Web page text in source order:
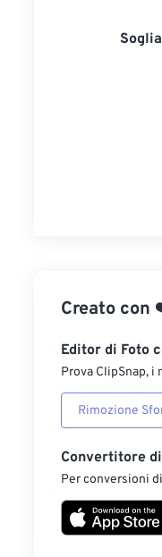
Creato con
Editor di Foto
Prova ClipSnap,
Rimozione
Convertitore
Per conversioni